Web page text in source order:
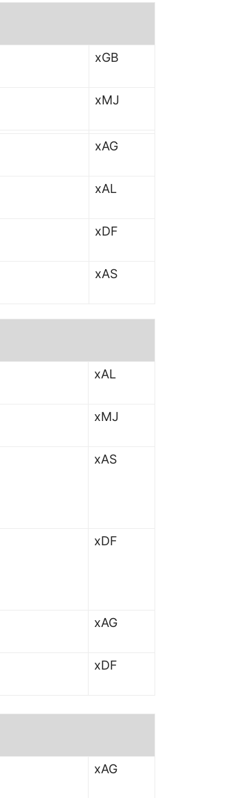
xGB
xMJ
xAG
xAL
xDF
xAS
xAL
xMJ
xAS
xDF
xAG
xDF
xAG